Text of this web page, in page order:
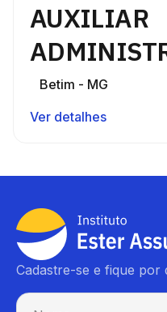
AUXILIAR
Betim - MG
Ver detalhes
Cadastre-se e fique por